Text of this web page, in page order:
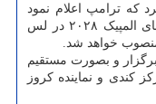
که ترامپ اعلام نمود
درحال تشکیل یک گروه ویژه مسئول بازیهای المپیک ۲۰۲۸ در لس
خواهد شد.
مرکز کندی ۷ دسامبر برگزار و بصورت مستقیم
و نماینده کروز